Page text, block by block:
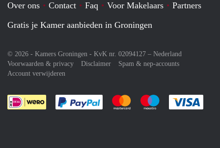
Over ons Contact Faq Voor Makelaars
Partners
Gratis je Kamer aanbieden in Groningen
© 2026 - Kamers Groningen - KvK nr. 02094127 – Nederland
Voorwaarden & privacy
Disclaimer
Spam & nep-accounts
Account verwijderen
Je rekent gemakkelijk af met Paypal
Je rekent gemakkelijk af met
Je rekent